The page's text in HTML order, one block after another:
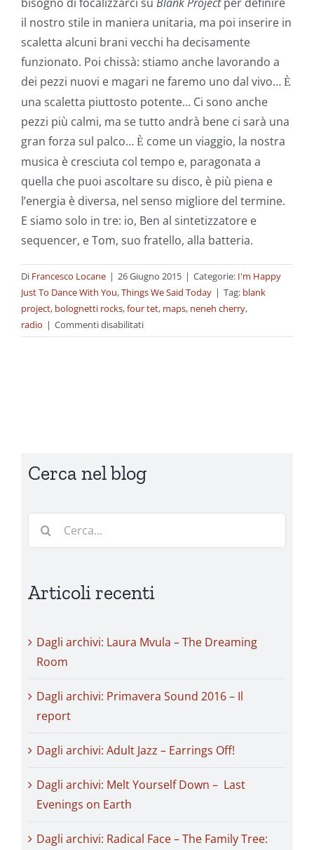
il nostro stile in maniera unitaria, ma poi inserire in
scaletta alcuni brani vecchi ha decisamente
funzionato. Poi chissà: stiamo anche lavorando a
dei pezzi nuovi e magari ne faremo uno dal vivo… È
una scaletta piuttosto potente… Ci sono anche
pezzi più calmi, ma se tutto andrà bene ci sarà una
gran forza sul palco… È come un viaggio, la nostra
musica è cresciuta col tempo e, paragonata a
quella che puoi ascoltare su disco, è più piena e
l’energia è diversa, nel senso migliore del termine.
E siamo solo in tre: io, Ben al sintetizzatore e
sequencer, e Tom, suo fratello, alla batteria.
Di Francesco Locane | 26 Giugno 2015 | Categorie: I'm Happy
Just To Dance With You,Things We Said Today | Tag: blank
project, bolognetti rocks,four tet, maps, neneh cherry,
radio | Commenti disabilitatisu
Neneh
Cerca nel blog
Cerca
Articoli recenti
Dagli archivi: Laura Mvula – The Dreaming
Room
Dagli archivi: Primavera Sound 2016 – Il
report
Dagli archivi: Adult Jazz – Earrings Off!
Dagli archivi: Melt Yourself Down – Last
Evenings on Earth
Dagli archivi: Radical Face – The Family Tree: